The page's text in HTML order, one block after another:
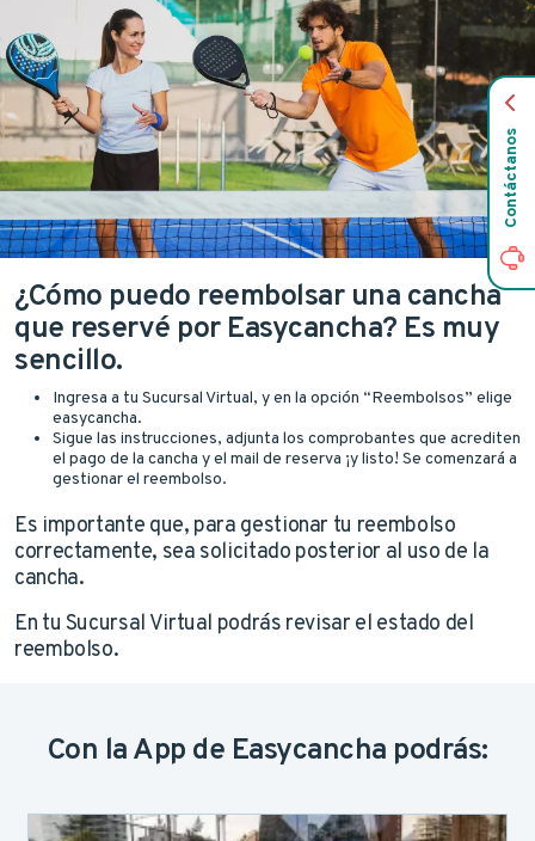
Contáctanos
¿Cómo puedo reembolsar una cancha
que reservé por Easycancha? Es muy
sencillo.
Ingresa a tu Sucursal Virtual, y en la opción “Reembolsos” elige
easycancha.
Sigue las instrucciones, adjunta los comprobantes que acrediten
el pago de la cancha y el mail de reserva ¡y listo! Se comenzará a
gestionar el reembolso.
Es importante que, para gestionar tu reembolso
correctamente, sea solicitado posterior al uso de la
cancha.
En tu Sucursal Virtual podrás revisar el estado del
reembolso.
Con la App de Easycancha podrás: